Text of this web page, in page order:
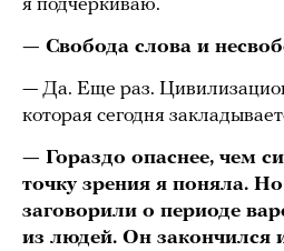
я подчеркиваю.
— Свобода слова и
— Да. Еще раз.
которая сегодня
— Гораздо опаснее, чем
точку зрения я поняла.
заговорили о периоде
из людей. Он закончился